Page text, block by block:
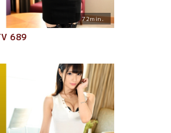
72min.
689